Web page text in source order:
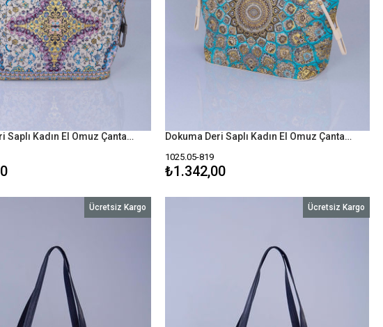
Dokuma Deri Saplı Kadın El Omuz Çanta Mottif İstanbul Otantik 1025 Dokuma Deri Saplı Kadın El Omuz Çanta Mottif İstanbul Otantik 1025
1025.05-819
₺1.342,00
Ücretsiz Kargo Ücretsiz Kargo